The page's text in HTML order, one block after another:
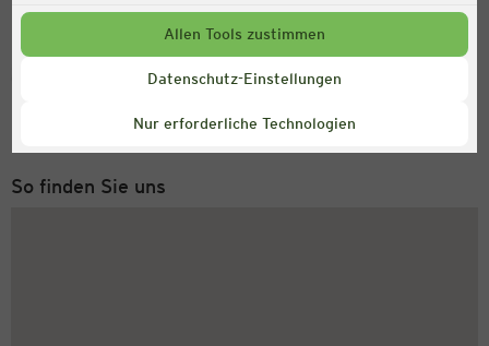
Allen Tools zustimmen
Datenschutz-Einstellungen
Nur erforderliche Technologien
Service Hotline
Montag bis Freitag 8-18 Uhr
So finden Sie uns